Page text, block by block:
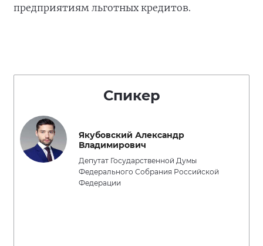
предприятиям льготных кредитов.
Спикер
Якубовский Александр
Владимирович
Депутат Государственной Думы
Федерального Собрания Российской
Федерации